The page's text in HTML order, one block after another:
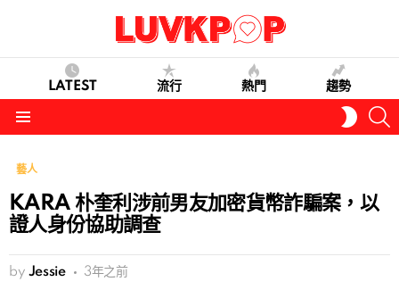
LATEST 流行 熱門 趨勢
SKIN
藝人
KARA 朴奎利涉前男友加密貨幣詐騙案，以
證人身份協助調查
by Jessie 3年之前